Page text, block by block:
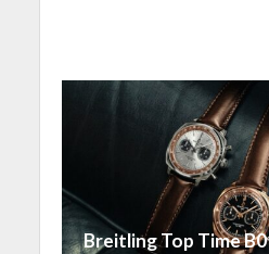
Breitling Top Time